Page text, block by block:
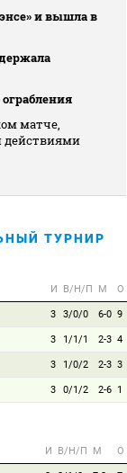
и вышла в
матче,
действиями
ТУРНИР
И В/Н/П М О
3 3/0/0 6-0 9
3 1/1/1 2-3 4
3 1/0/2 2-3 3
3 0/1/2 2-6 1
И В/Н/П М О